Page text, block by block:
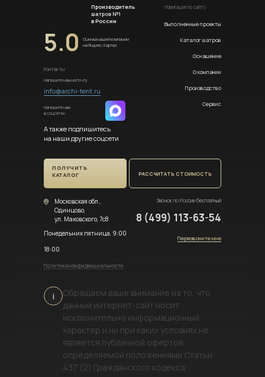
Производитель
шатров №1
в России
5.0
Оценка нашей компании
на Яндекс.Картах
Контакты
Напишите нам на почту
info@archi-tent.ru
Напишите нам
в соцсетях:
А также подпишитесь
на наши другие соцсети
Навигация по сайту
Выполненные проекты
Каталог шатров
Оснащение
О компании
Производство
Сервис
ПОЛУЧИТЬ
КАТАЛОГ
РАССЧИТАТЬ СТОИМОСТЬ
Московская обл.,
Одинцово,
ул. Маковского, 7с8
Понедельник пятница, 9:00
18:00
Политика конфиденциальности
Звонок по России бесплатный
8 (499) 113-63-54
Перезвоните мне
i
Обращаем ваше внимание на то, что
данный интернет-сайт носит
исключительно информационный
характер и ни при каких условиях не
является публичной офертой,
определяемой положениями Статьи
437 (2) Гражданского кодекса